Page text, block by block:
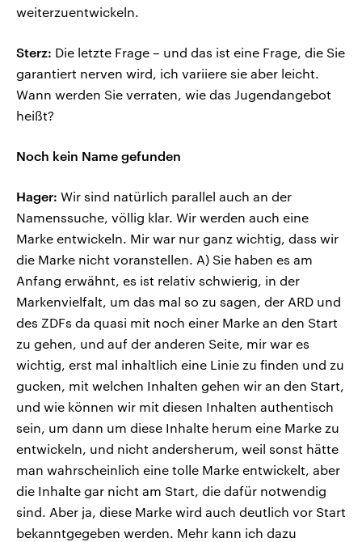
weiterzuentwickeln.
Sterz: Die letzte Frage – und das ist eine Frage, die Sie
garantiert nerven wird, ich variiere sie aber leicht.
Wann werden Sie verraten, wie das Jugendangebot
heißt?
Noch kein Name gefunden
Hager: Wir sind natürlich parallel auch an der
Namenssuche, völlig klar. Wir werden auch eine
Marke entwickeln. Mir war nur ganz wichtig, dass wir
die Marke nicht voranstellen. A) Sie haben es am
Anfang erwähnt, es ist relativ schwierig, in der
Markenvielfalt, um das mal so zu sagen, der ARD und
des ZDFs da quasi mit noch einer Marke an den Start
zu gehen, und auf der anderen Seite, mir war es
wichtig, erst mal inhaltlich eine Linie zu finden und zu
gucken, mit welchen Inhalten gehen wir an den Start,
und wie können wir mit diesen Inhalten authentisch
sein, um dann um diese Inhalte herum eine Marke zu
entwickeln, und nicht andersherum, weil sonst hätte
man wahrscheinlich eine tolle Marke entwickelt, aber
die Inhalte gar nicht am Start, die dafür notwendig
sind. Aber ja, diese Marke wird auch deutlich vor Start
bekanntgegeben werden. Mehr kann ich dazu